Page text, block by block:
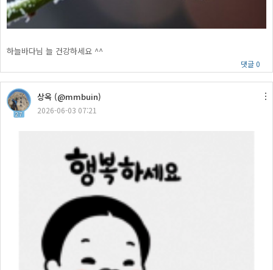
하늘바다님 늘 건강하세요 ^^
댓글 0
27
상옥 (@mmbuin)
2026-06-03 07:21